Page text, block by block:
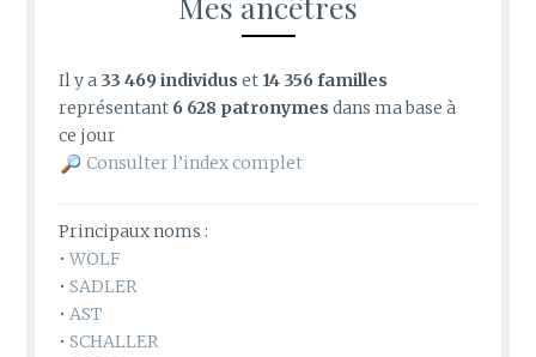
Il y a 33 469 individus et 14 356 familles
représentant 6 628 patronymes dans ma base à
ce jour
Consulter l’index complet
Principaux noms :
•WOLF
•SADLER
•AST
•SCHALLER